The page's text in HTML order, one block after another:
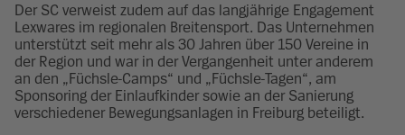
Der SC verweist zudem auf das langjährige Engagement
Lexwares im regionalen Breitensport. Das Unternehmen
unterstützt seit mehr als 30 Jahren über 150 Vereine in
der Region und war in der Vergangenheit unter anderem
an den „Füchsle-Camps“ und „Füchsle-Tagen“, am
Sponsoring der Einlaufkinder sowie an der Sanierung
verschiedener Bewegungsanlagen in Freiburg beteiligt.